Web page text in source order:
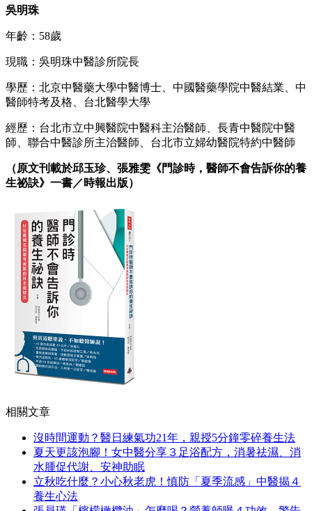
吳明珠
年齡：58歲
現職：吳明珠中醫診所院長
學歷：北京中醫藥大學中醫博士、中國醫藥學院中醫結業、中
醫師特考及格、台北醫學大學
經歷：台北市立中興醫院中醫科主治醫師、長青中醫院中醫
師、聯合中醫診所主治醫師、台北市立婦幼醫院特約中醫師
（原文刊載於邱玉珍、張雅雯《門診時，醫師不會告訴你的養
生祕訣》一書／時報出版）
相關文章
沒時間運動？醫日練氣功21年，親授5分鐘零碎養生法
夏天更該泡腳！女中醫分享３足浴配方，消暑祛濕、消
水腫促代謝、安神助眠
立秋吃什麼？小心秋老虎！慎防「夏季流感」中醫揭４
養生心法